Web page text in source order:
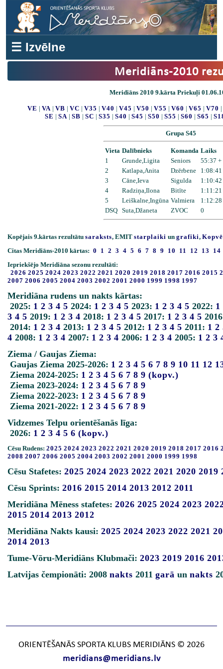
☰ Izvēlne
Meridiāns-2010
Meridiāns 2010 9.kārta Priekuļi
VE | VA | VB | VC | V35 | V40 | V45 | V50 | V55 | V60 | V65 | V70 |
SE | SA| SB | SC | S35 | S40 | S45 | S50 | S55 | S60 | S65 |
Grupa S45
Vieta Dalībnieks Komanda Laiks
1
Grunde,Ligita Seniors
55:37
2
Katlapa,Anita Dzērbene
3
Cāne,Ieva Sigulda
4
Radziņa,Ilona Bitīte
5
Leiškalne,Ingūna Valmiera
DSQ Suta,Džaneta ZVOC 0
Kopējais 9.kārtas rezultātu saraksts, EMIT starplaiki un grafiki,
Citas Meridiāns-2010 kārtas: 0 1 2 3 4 5 6 7 8 9 10 11 12 13
14
Iepriekšējo Meridiāna sezonu rezultāti:
2026 2025 2024 2023 2022 2021 2020 2019 2018 2017 2016 2015
2007 2006 2005 2004 2003 2002 2001 2000 1999 1998 1997
Meridiāna rudens un nakts kārtas:
2025: 1 2 3 4 5 2024: 1 2 3 4 5 2023: 1 2 3 4 5 2022: 1
3 4 5 2019: 1 2 3 4 2018: 1 2 3 4 5 2017: 1 2 3 4 5
2014: 1 2 3 4 2013: 1 2 3 4 5 2012: 1 2 3 4 5 2011: 1 2
4 2008: 1 2 3 4 2007: 1 2 3 4 2006: 1 2 3 4 2005: 1 2 3
Ziema / Gaujas Ziema:
Gaujas Ziema 2025-2026: 1 2 3 4 5 6 7 8 9 10 11 12
Ziema 2024-2025: 1 2 3 4 5 6 7 8 9 (kopv.)
Ziema 2023-2024: 1 2 3 4 5 6 7 8 9
Ziema 2022-2023: 1 2 3 4 5 6 7 8 9
Ziema 2021-2022: 1 2 3 4 5 6 7 8 9
Vidzemes Telpu orientēšanās līga:
2026: 1 2 3 4 5 6 (kopv.)
Cēsu Rudens: 2025 2024 2023 2022 2021 2020 2019 2018 2017 2016
2008 2007 2006 2005 2004 2003 2002 2001 2000 1999 1998
Cēsu Stafetes: 2025 2024 2023 2022 2021 2020 2019
Cēsu Sprints: 2016 2015 2014 2013 2012 2011
Meridiāna Mēness stafetes: 2026 2025 2024 2023
2015 2014 2013 2012
Meridiāna Nakts kausi: 2025 2024 2023 2022 2021
2014 2013
Tume-Vōru-Meridiāns Klubmači: 2023 2019 2016
Latvijas čempionāti: 2008 nakts 2011 garā un nakts
ORIENTĒŠANĀS SPORTA KLUBS MERIDIĀNS © 2026
meridians@meridians.lv